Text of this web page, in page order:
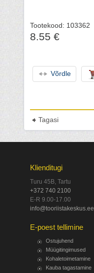
Tootekood: 103362
8.55 €
Võrdle
Tagasi
Klienditugi
Turu 45B, Tartu
+372 740 2100
E-R 9.00-17.00
info@tooriistakeskus.ee
E-poest tellimine
Ostujuhend
Müügitingimused
Kohaletoimetamine
Kauba tagastamine